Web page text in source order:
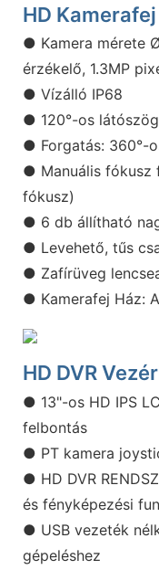
HD Kamerafej
● Kamera mérete
érzékelő, 1.3MP
● Vízálló IP68
● 120°-os látószög
● Forgatás: 360°-
● Manuális fókusz
fókusz)
● 6 db állítható
● Levehető, tűs
● Zafírüveg
● Kamerafej Ház:
HD DVR
● 13"-os HD IPS
felbontás
● PT kamera
● HD DVR
és fényképezési
● USB vezeték
gépeléshez